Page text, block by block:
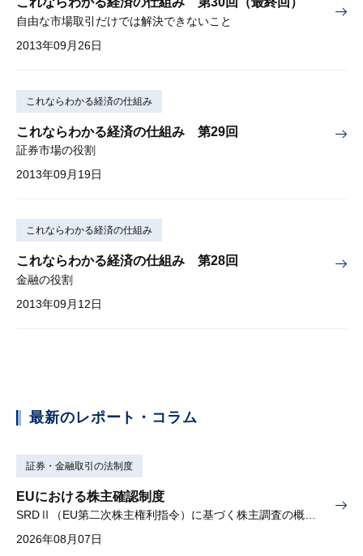
自由な市場取引だけでは解決できないこと
2013年09月26日
これならわかる経済の仕組み
これならわかる経済の仕組み 第29回
証券市場の役割
2013年09月19日
これならわかる経済の仕組み
これならわかる経済の仕組み 第28回
金融の役割
2013年09月12日
最新のレポート・コラム
証券・金融取引の法制度
EUにおける株主確認制度
SRDⅡ（EU第二次株主権利指令）に基づく株主調査の概要と課題
2026年08月07日